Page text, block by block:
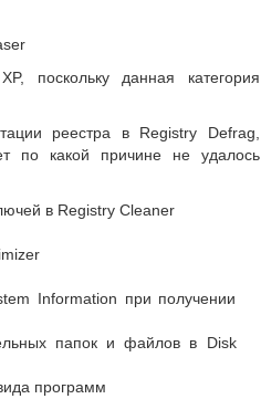
поскольку данная категория
реестра в Registry Defrag,
по какой причине не удалось
в Registry Cleaner
Information при получении
папок и файлов в Disk
программ